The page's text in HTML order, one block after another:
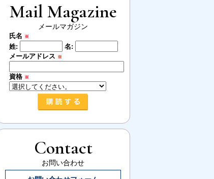
Mail Magazine
メールマガジン
氏名 ※
姓:
名:
メールアドレス ※
資格 ※
Contact
お問い合わせ